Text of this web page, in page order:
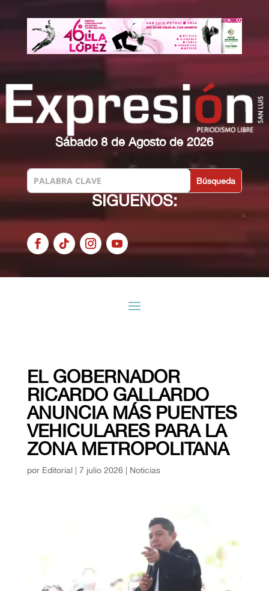
Sábado 8 de Agosto de 2026
SIGUENOS:
EL GOBERNADOR
RICARDO GALLARDO
ANUNCIA MÁS PUENTES
VEHICULARES PARA LA
ZONA METROPOLITANA
por Editorial| 7 julio 2026| Noticias